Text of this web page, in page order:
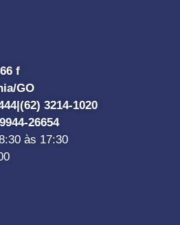
f
GO
(62) 3214-1020
26654
às 17:30